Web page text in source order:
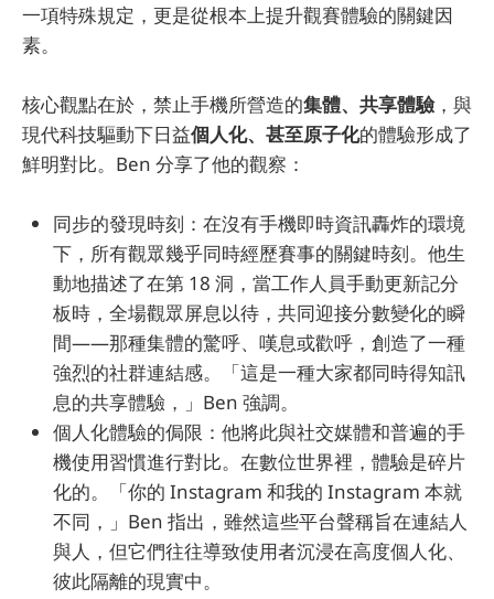
一項特殊規定，更是從根本上提升觀賽體驗的關鍵因
素。
核心觀點在於，禁止手機所營造的集體、共享體驗，與
現代科技驅動下日益個人化、甚至原子化的體驗形成了
鮮明對比。Ben 分享了他的觀察：
同步的發現時刻：在沒有手機即時資訊轟炸的環境
下，所有觀眾幾乎同時經歷賽事的關鍵時刻。他生
動地描述了在第 18 洞，當工作人員手動更新記分
板時，全場觀眾屏息以待，共同迎接分數變化的瞬
間——那種集體的驚呼、嘆息或歡呼，創造了一種
強烈的社群連結感。「這是一種大家都同時得知訊
息的共享體驗，」Ben 強調。
個人化體驗的侷限：他將此與社交媒體和普遍的手
機使用習慣進行對比。在數位世界裡，體驗是碎片
化的。「你的 Instagram 和我的 Instagram 本就
不同，」Ben 指出，雖然這些平台聲稱旨在連結人
與人，但它們往往導致使用者沉浸在高度個人化、
彼此隔離的現實中。